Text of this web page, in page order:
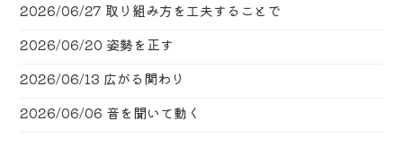
2026/06/27 取り組み方を工夫することで
2026/06/20 姿勢を正す
2026/06/13 広がる関わり
2026/06/06 音を聞いて動く